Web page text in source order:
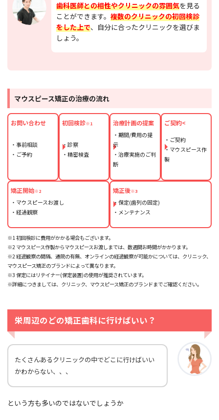
歯科医師との相性やクリニックの雰囲気を見る
ことができます。 複数のクリニックの初回検診
をした上で、自分に合ったクリニックを選びま
しょう。
マウスピース矯正の治療の流れ
お問い合わせ
・事前相談
・ご予約
初回検診※1
・診察
・精密検査
治療計画の提案
・期間/費用の提
示
・治療実施のご判
断
ご契約<
・ご契約
・マウスピース作
製
矯正開始※2
・マウスピースお渡し
・経過観察
矯正後※3
・保定(歯列の固定)
・メンテナンス
※1 初回検診に費用がかかる場合もございます。
※2 マウスピース作製からマウスピースお渡しまでは、数週間お時間がかかります。
※2 経過観察の間隔、通院の有無、オンラインの経過観察が可能かについては、クリニック、
マウスピース矯正のブランドによって異なります。
※3 保定にはリテイナー(保定装置)の使用が推奨されています。
※詳細につきましては、クリニック、マウスピース矯正のブランドまでご確認ください。
栄周辺のどの矯正歯科に行けばいい？
たくさんあるクリニックの中でどこに行けばいい
かわからない、、、
という方も多いのではないでしょうか